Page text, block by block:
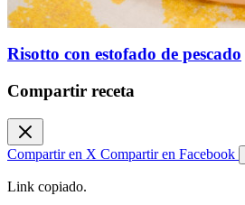
Risotto con estofado de pescado
Compartir receta
Compartir en X Compartir en Facebook
Link copiado.